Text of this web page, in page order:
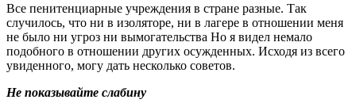
Все пенитенциарные учреждения в стране разные. Так
случилось, что ни в изоляторе, ни в лагере в отношении меня
не было ни угроз ни вымогательства Но я видел немало
подобного в отношении других осужденных. Исходя из всего
увиденного, могу дать несколько советов.
Не показывайте слабину